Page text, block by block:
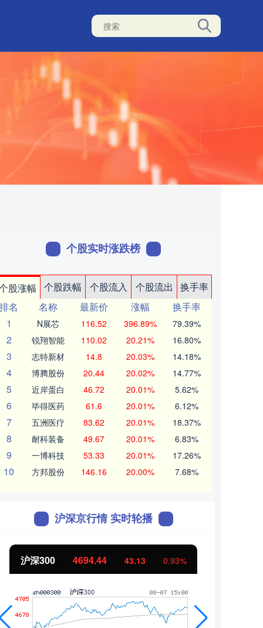
个股实时涨跌榜
股涨幅 个股跌幅 个股流入 个股流出
换手率
排名
名称 最新价 涨幅
换手率
1
N展芯 116.52 396.89% 79.39%
2 锐翔智能 110.02 20.21% 16.80%
3 志特新材 14.8 20.03% 14.18%
4 博腾股份 20.44 20.02% 14.77%
5 近岸蛋白 46.72 20.01% 5.62%
6 毕得医药 61.6 20.01% 6.12%
7 五洲医疗 83.62 20.01% 18.37%
8 耐科装备 49.67 20.01% 6.83%
9 一博科技 53.33 20.01% 17.26%
10 方邦股份 146.16 20.00% 7.68%
沪深京行情 实时轮播
沪深300 4694.44 43.13 0.93%